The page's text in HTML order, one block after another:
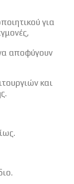
για
αποφύγουν
και